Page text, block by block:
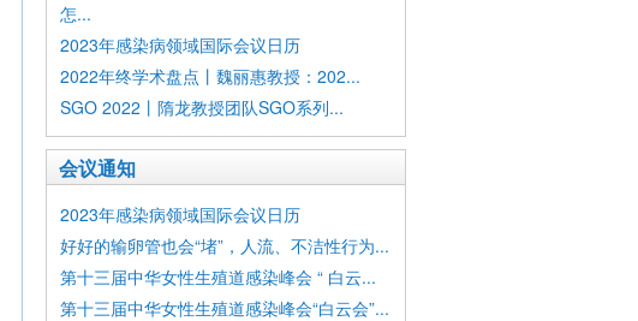
怎...
2023年感染病领域国际会议日历
2022年终学术盘点丨魏丽惠教授：202...
SGO 2022丨隋龙教授团队SGO系列...
会议通知
2023年感染病领域国际会议日历
好好的输卵管也会“堵”，人流、不洁性行为...
第十三届中华女性生殖道感染峰会 “ 白云...
第十三届中华女性生殖道感染峰会“白云会”...